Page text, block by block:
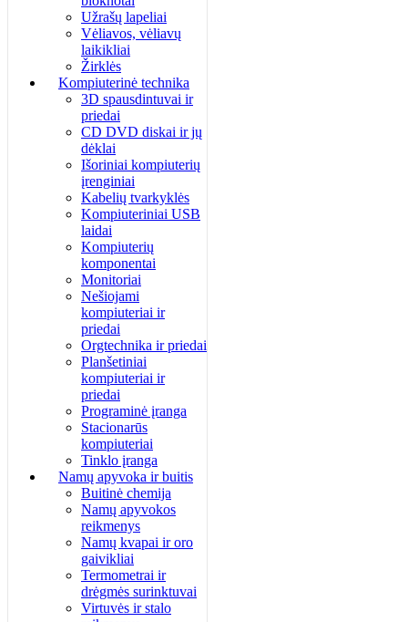
Užrašų lapeliai
Vėliavos, vėliavų
laikikliai
Žirklės
Kompiuterinė technika
3D spausdintuvai ir
priedai
CD DVD diskai ir jų
dėklai
Išoriniai kompiuterių
įrenginiai
Kabelių tvarkyklės
Kompiuteriniai USB
laidai
Kompiuterių
komponentai
Monitoriai
Nešiojami
kompiuteriai ir
priedai
Orgtechnika ir priedai
Planšetiniai
kompiuteriai ir
priedai
Programinė įranga
Stacionarūs
kompiuteriai
Tinklo įranga
Namų apyvoka ir buitis
Buitinė chemija
Namų apyvokos
reikmenys
Namų kvapai ir oro
gaivikliai
Termometrai ir
drėgmės surinktuvai
Virtuvės ir stalo